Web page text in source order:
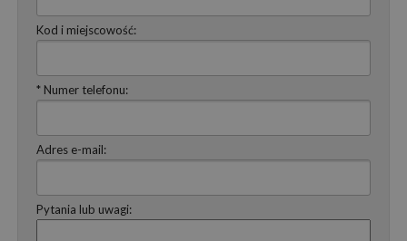
Kod i miejscowość:
* Numer telefonu:
Adres e-mail:
Pytania lub uwagi: